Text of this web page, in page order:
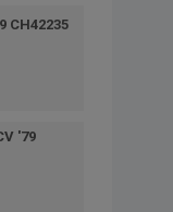
CH42235
'79